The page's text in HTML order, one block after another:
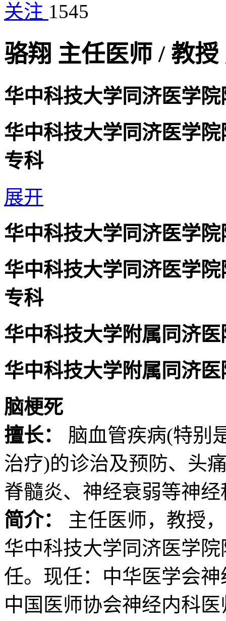
关注 1545
骆翔 主任医师 / 教授
华中科技大学同济医学
华中科技大学同济医学
专科
展开
华中科技大学同济医学
华中科技大学同济医学
专科
华中科技大学附属同济
华中科技大学附属同济
脑梗死
擅长：
脑血管疾病(特别
治疗)的诊治及预防、头
脊髓炎、神经衰弱等神
简介：
主任医师，教授
华中科技大学同济医学
任。现任：中华医学会
中国医师协会神经内科医